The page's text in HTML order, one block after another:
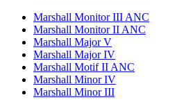
Marshall Monitor III ANC
Marshall Monitor II ANC
Marshall Major V
Marshall Major IV
Marshall Motif II ANC
Marshall Minor IV
Marshall Minor III